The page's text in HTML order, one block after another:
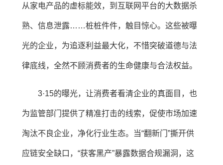
从家电产品的虚标能效，到互联网平台的大数据杀
熟、信息泄露……桩桩件件，触目惊心。这些被曝
光的企业，为追逐利益最大化，不惜突破道德与法
律底线，全然不顾消费者的生命健康与合法权益。
3·15的曝光，让消费者看清企业的真面目，也
为监管部门提供了精准打击的线索，促使市场加速
淘汰不良企业，净化行业生态。当“翻新门”撕开供
应链安全缺口，“获客黑产”暴露数据合规漏洞，这